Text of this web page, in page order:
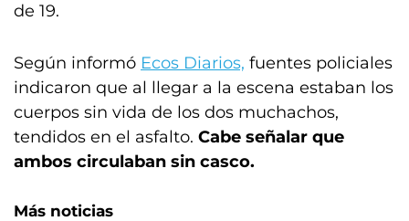
de 19.
Según informó Ecos Diarios, fuentes policiales
indicaron que al llegar a la escena estaban los
cuerpos sin vida de los dos muchachos,
tendidos en el asfalto. Cabe señalar que
ambos circulaban sin casco.
Más noticias